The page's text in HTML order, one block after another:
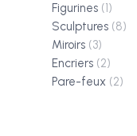
Figurines (1)
Sculptures (8)
Miroirs (3)
Encriers (2)
Pare-feux (2)